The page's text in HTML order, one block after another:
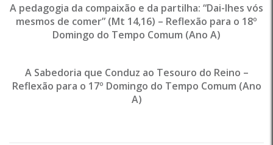
A pedagogia da compaixão e da partilha: “Dai-lhes vós
mesmos de comer” (Mt 14,16) – Reflexão para o 18º
Domingo do Tempo Comum (Ano A)
A Sabedoria que Conduz ao Tesouro do Reino –
Reflexão para o 17º Domingo do Tempo Comum (Ano
A)